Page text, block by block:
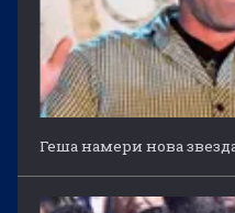
Геша намери нова